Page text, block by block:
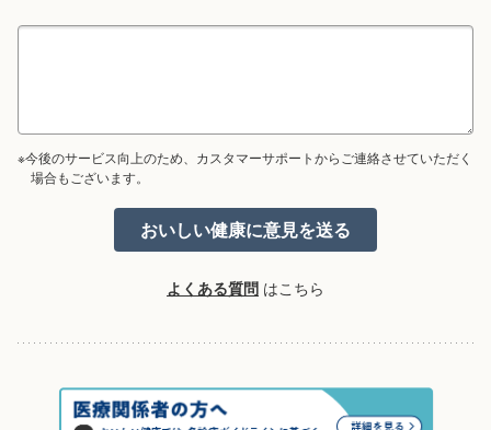
※今後のサービス向上のため、カスタマーサポートからご連絡させていただく
場合もございます。
よくある質問 はこちら